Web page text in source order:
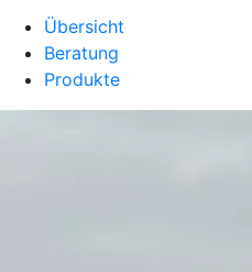
Übersicht
Beratung
Produkte